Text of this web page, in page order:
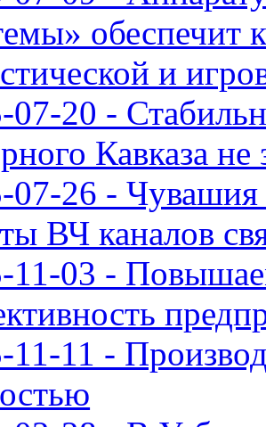
обеспечит
и
07-20 -
Кавказа не
07-26 - Чувашия
ВЧ каналов
11-03 -
11-11 -